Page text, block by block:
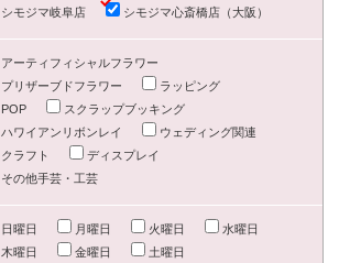
シモジマ岐阜店
シモジマ心斎橋店（大阪）
アーティフィシャルフラワー
プリザーブドフラワー
ラッピング
POP
スクラップブッキング
ハワイアンリボンレイ
ウェディング関連
クラフト
ディスプレイ
その他手芸・工芸
日曜日 月曜日 火曜日
水曜日
木曜日
金曜日 土曜日